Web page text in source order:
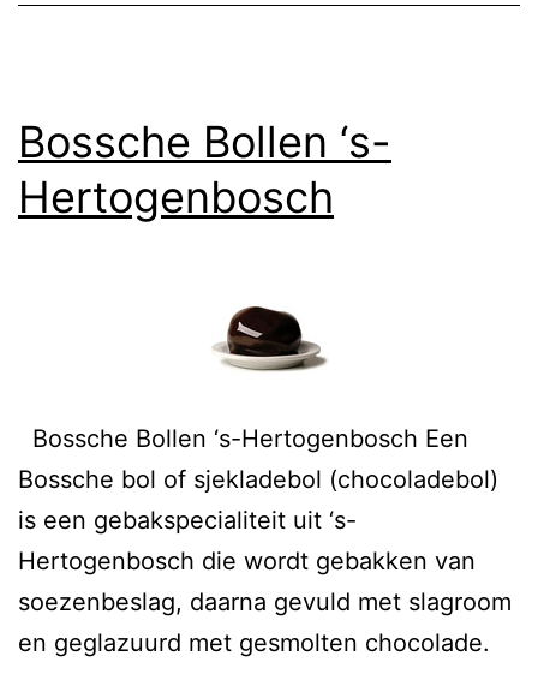
Bossche Bollen ‘s-
Hertogenbosch
Bossche Bollen ‘s-Hertogenbosch Een
Bossche bol of sjekladebol (chocoladebol)
is een gebakspecialiteit uit ‘s-
Hertogenbosch die wordt gebakken van
soezenbeslag, daarna gevuld met slagroom
en geglazuurd met gesmolten chocolade.